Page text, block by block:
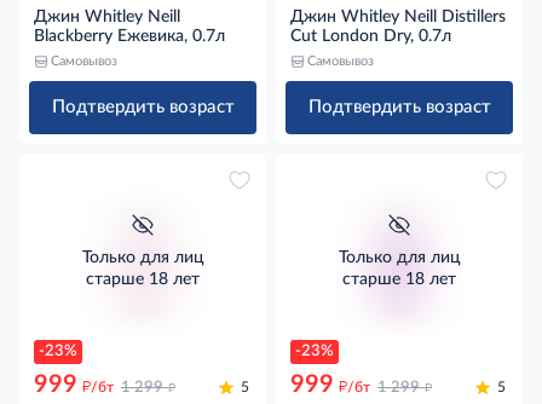
Джин Whitley Neill
Blackberry Ежевика, 0.7л
Самовывоз
Подтвердить возраст
Джин Whitley Neill Distillers
Cut London Dry, 0.7л
Самовывоз
Подтвердить возраст
-23%
Только для лиц
старше 18 лет
999 д/бт 1 299 д 5
-23%
Только для лиц
старше 18 лет
999 д/бт 1 299 д 5